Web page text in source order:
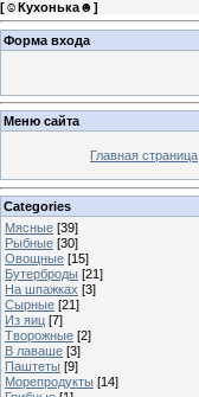
[☺Кухонька☻ ]
Форма входа
Меню сайта
Главная страница
Categories
Мясные [39]
Рыбные [30]
Овощные [15]
Бутерброды [21]
На шпажках [3]
Сырные [21]
Из яиц [7]
Творожные [2]
В лаваше [3]
Паштеты [9]
Морепродукты [14]